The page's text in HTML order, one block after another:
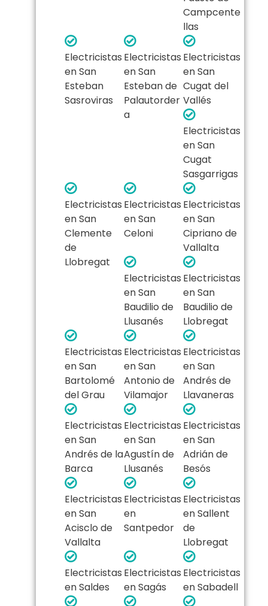
Campcente
llas
Electricistas
en San
Esteban
Sasroviras
Electricistas
en San
Esteban de
Palautorder
a
Electricistas
en San
Cugat del
Vallés
Electricistas
en San
Cugat
Sasgarrigas
Electricistas
en San
Clemente
de
Llobregat
Electricistas
en San
Celoni
Electricistas
en San
Cipriano de
Vallalta
Electricistas
en San
Baudilio de
Llusanés
Electricistas
en San
Baudilio de
Llobregat
Electricistas
en San
Bartolomé
del Grau
Electricistas
en San
Antonio de
Vilamajor
Electricistas
en San
Andrés de
Llavaneras
Electricistas
en San
Andrés de la
Barca
Electricistas
en San
Agustín de
Llusanés
Electricistas
en San
Adrián de
Besós
Electricistas
en San
Acisclo de
Vallalta
Electricistas
en
Santpedor
Electricistas
en Sallent
de
Llobregat
Electricistas
en Saldes
Electricistas
en Sagás
Electricistas
en Sabadell